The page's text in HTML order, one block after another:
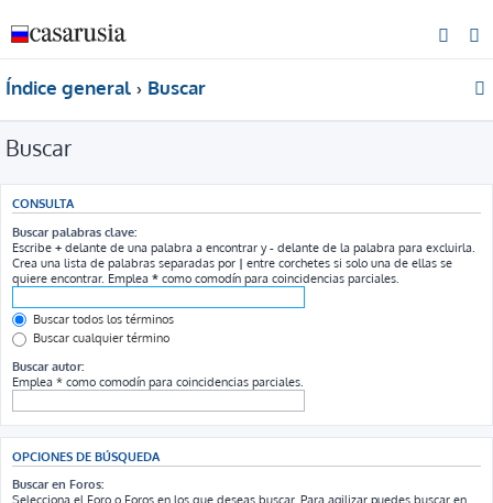
Índice general Buscar
Buscar
CONSULTA
Buscar palabras clave:
Escribe + delante de una palabra a encontrar y- delante de la palabra para excluirla.
Crea una lista de palabras separadas por | entre corchetes si solo una de ellas se
quiere encontrar. Emplea * como comodín para coincidencias parciales.
Buscar todos los términos
Buscar cualquier término
Buscar autor:
Emplea * como comodín para coincidencias parciales.
OPCIONES DE BÚSQUEDA
Buscar en Foros:
Selecciona el Foro o Foros en los que deseas buscar. Para agilizar puedes buscar en